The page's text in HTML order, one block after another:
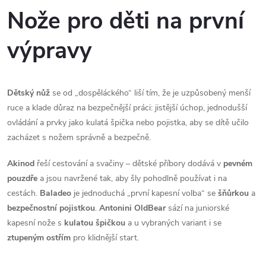
v
l
á
d
a
c
í
p
r
v
Nože pro děti na první
výpravy
Dětský nůž se od „dospěláckého“ liší tím, že je uzpůsobený menší
ruce a klade důraz na bezpečnější práci: jistější úchop, jednodušší
ovládání a prvky jako kulatá špička nebo pojistka, aby se dítě učilo
zacházet s nožem správně a bezpečně.
Akinod řeší cestování a svačiny – dětské příbory dodává v pevném
pouzdře a jsou navržené tak, aby šly pohodlně používat i na
cestách. Baladeo je jednoduchá „první kapesní volba“ se šňůrkou a
bezpečnostní pojistkou. Antonini OldBearsází na juniorské
kapesní nože s kulatou špičkou a u vybraných variant i se
ztupeným ostřím pro klidnější start.